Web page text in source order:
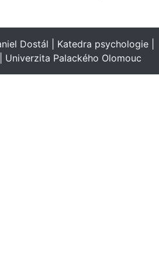
Dostál Katedra psychologie
Univerzita Palackého Olomouc